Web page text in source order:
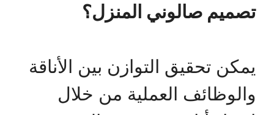
تصميم صالوني المنزل؟
يمكن تحقيق التوازن بين الأناقة
والوظائف العملية من خلال